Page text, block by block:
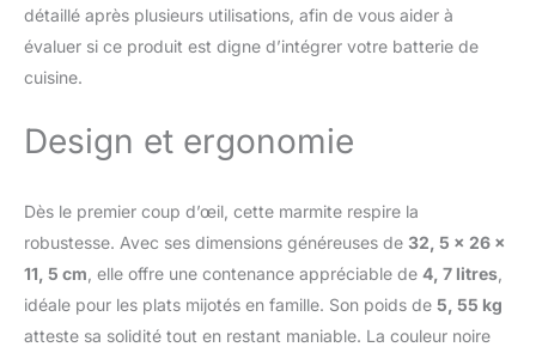
garde la vapeur et la
chaleur dans la cocotte
de fermentation et sac à
et crée un beau motif.
Après la cuisson, le sac
respirant garde le pain
frais plus longtemps.
Entretien simple et
durable – La cocotte en
détaillé après plusieurs utilisations, afin de vous aider à
évaluer si ce produit est digne d’intégrer votre batterie de
cuisine.
Design et ergonomie
Dès le premier coup d’œil, cette marmite respire la
robustesse. Avec ses dimensions généreuses de 32, 5 x 26 x
11, 5 cm , elle offre une contenance appréciable de 4, 7 litres
idéale pour les plats mijotés en famille. Son poids de 5, 55 kg
atteste sa solidité tout en restant maniable. La couleur noire